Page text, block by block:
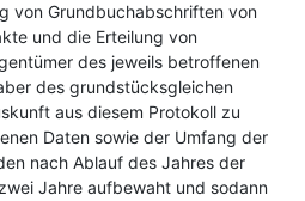
von Grundbuchabschriften von
und die Erteilung von
des jeweils betroffenen
des grundstücksgleichen
aus diesem Protokoll zu
Daten sowie der Umfang der
nach Ablauf des Jahres der
Jahre aufbewaht und sodann